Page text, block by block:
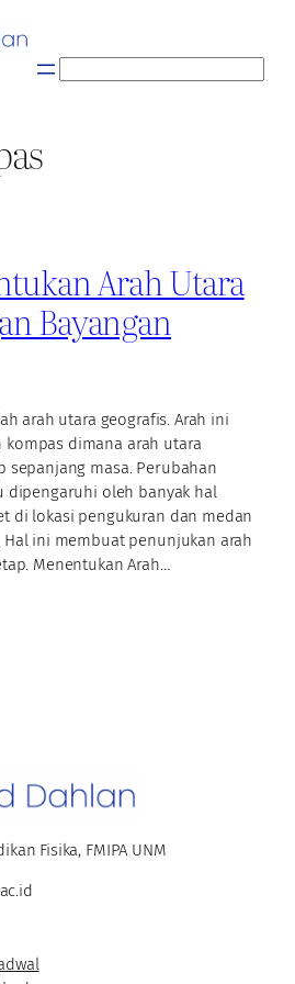
Arah Utara
Bayangan
arah utara geografis. Arah ini
dimana arah utara
sepanjang masa. Perubahan
dipengaruhi oleh banyak hal
di lokasi pengukuran dan medan
ini membuat penunjukan arah
Menentukan Arah…
Fisika, FMIPA UNM